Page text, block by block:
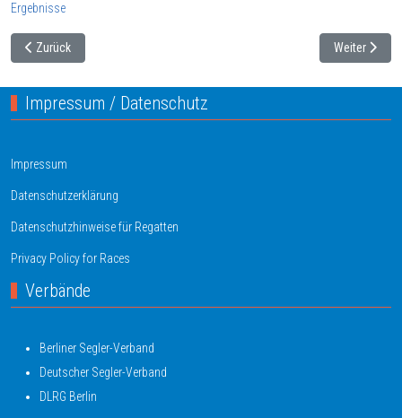
Ergebnisse
Vorheriger Beitrag: Platz 3 für Fabian Lemmel bei der IDM
Zurück Nächster
Weiter
Impressum / Datenschutz
Impressum
Datenschutzerklärung
Datenschutzhinweise für Regatten
Privacy Policy for Races
Verbände
Berliner Segler-Verband
Deutscher Segler-Verband
DLRG Berlin